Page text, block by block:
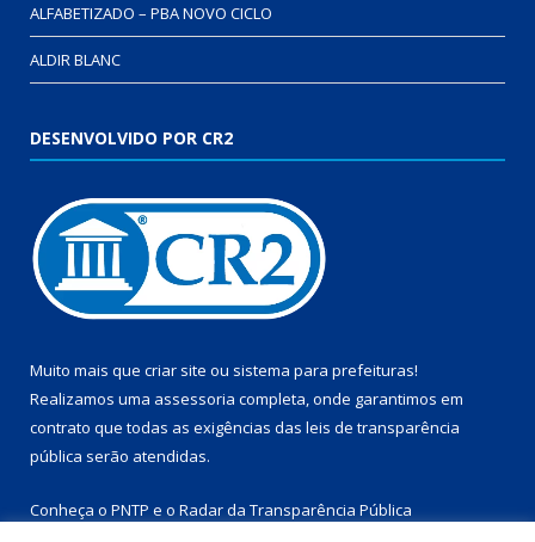
ALFABETIZADO – PBA NOVO CICLO
ALDIR BLANC
DESENVOLVIDO POR CR2
Muito mais que criar site ou sistema para prefeituras!
Realizamos uma assessoria completa, onde garantimos em
contrato que todas as exigências das leis de transparência
pública serão atendidas.
Conheça o PNTP e o Radar da Transparência Pública